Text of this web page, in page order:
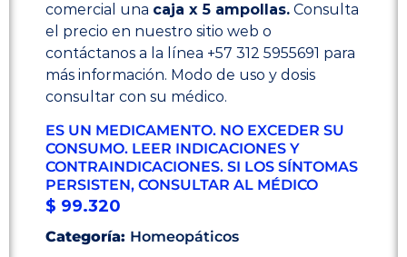
comercial una caja x 5 ampollas. Consulta
el precio en nuestro sitio web o
contáctanos a la línea +57 312 5955691 para
más información. Modo de uso y dosis
consultar con su médico.
ES UN MEDICAMENTO. NO EXCEDER SU
CONSUMO. LEER INDICACIONES Y
CONTRAINDICACIONES. SI LOS SÍNTOMAS
PERSISTEN, CONSULTAR AL MÉDICO
$ 99.320
Categoría: Homeopáticos